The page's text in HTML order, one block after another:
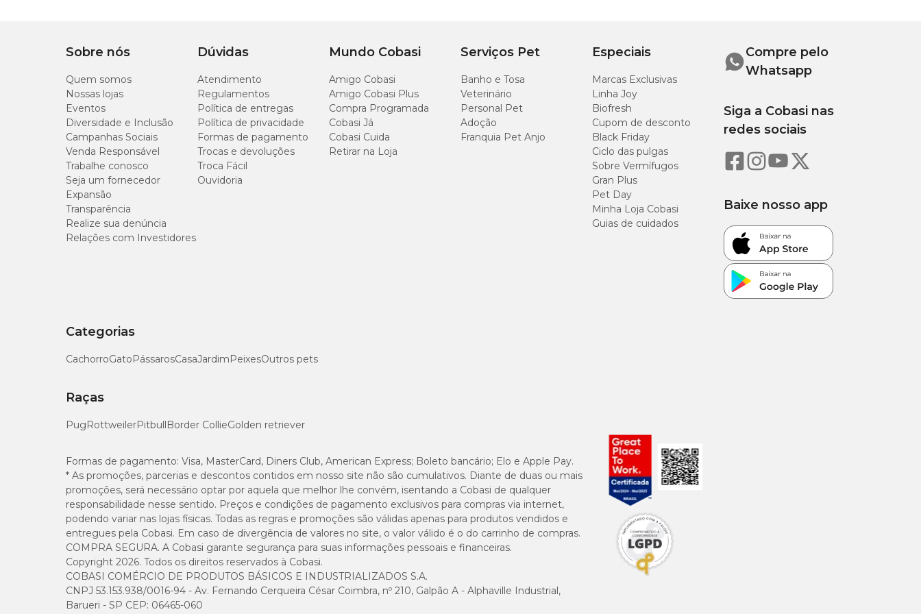
Indicação Indicada para passeios
Sobre nós
Quem somos
Nossas lojas
Eventos
Diversidade e Inclusão
Campanhas Sociais
Venda Responsável
Trabalhe conosco
Seja um fornecedor
Expansão
Transparência
Realize sua denúncia
Relações com Investidores
Dúvidas
Atendimento
Regulamentos
Política de entregas
Política de privacidade
Formas de pagamento
Trocas e devoluções
Troca Fácil
Ouvidoria
Mundo Cobasi
Amigo Cobasi
Amigo Cobasi Plus
Compra Programada
Cobasi Já
Cobasi Cuida
Retirar na Loja
Serviços Pet
Banho e Tosa
Veterinário
Personal Pet
Adoção
Franquia Pet Anjo
Especiais
Marcas Exclusivas
Linha Joy
Biofresh
Cupom de desconto
Black Friday
Ciclo das pulgas
Sobre Vermífugos
Gran Plus
Pet Day
Minha Loja Cobasi
Guias de cuidados
Categorias
CachorroGatoPássarosCasaJardimPeixesOutros pets
Raças
PugRottweilerPitbullBorder CollieGolden retriever
Compre pelo
Whatsapp
Siga a Cobasi nas
redes sociais
Baixe nosso app
Formas de pagamento: Visa, MasterCard, Diners Club, American Express; Boleto bancário; Elo e Apple Pay.
* As promoções, parcerias e descontos contidos em nosso site não são cumulativos. Diante de duas ou mais
promoções, será necessário optar por aquela que melhor lhe convém, isentando a Cobasi de qualquer
responsabilidade nesse sentido. Preços e condições de pagamento exclusivos para compras via internet,
podendo variar nas lojas físicas. Todas as regras e promoções são válidas apenas para produtos vendidos e
entregues pela Cobasi. Em caso de divergência de valores no site, o valor válido é o do carrinho de compras.
COMPRA SEGURA. A Cobasi garante segurança para suas informações pessoais e financeiras.
Copyright 2026. Todos os direitos reservados à Cobasi.
COBASI COMÉRCIO DE PRODUTOS BÁSICOS E INDUSTRIALIZADOS S.A.
CNPJ 53.153.938/0016-94 - Av. Fernando Cerqueira César Coimbra, nº 210, Galpão A - Alphaville Industrial,
Barueri - SP CEP: 06465-060